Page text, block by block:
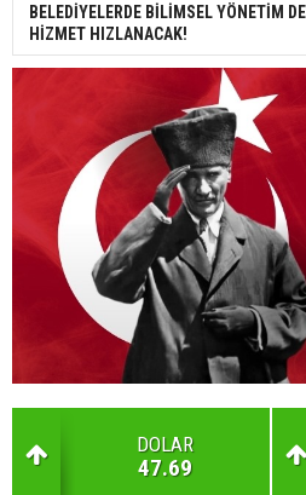
BELEDİYELERDE BİLİMSEL YÖNETİM
HİZMET HIZLANACAK!
DOLAR
47.69